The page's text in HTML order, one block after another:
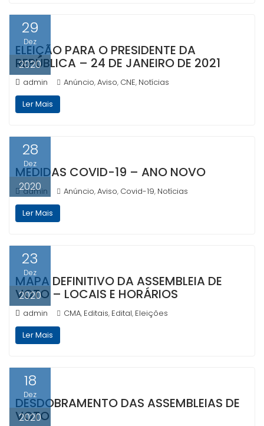
29
Dez
2020
ELEIÇÃO PARA O PRESIDENTE DA
REPÚBLICA – 24 DE JANEIRO DE 2021
admin Anúncio,Aviso, CNE, Notícias
Ler Mais
28
Dez
2020
MEDIDAS COVID-19 – ANO NOVO
admin Anúncio,Aviso, Covid-19, Notícias
Ler Mais
23
Dez
2020
MAPA DEFINITIVO DA ASSEMBLEIA DE
VOTO – LOCAIS E HORÁRIOS
admin CMA, Editais, Edital, Eleições
Ler Mais
18
Dez
2020
DESDOBRAMENTO DAS ASSEMBLEIAS DE
VOTO